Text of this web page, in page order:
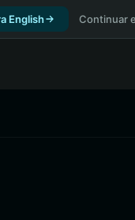
English Continuar